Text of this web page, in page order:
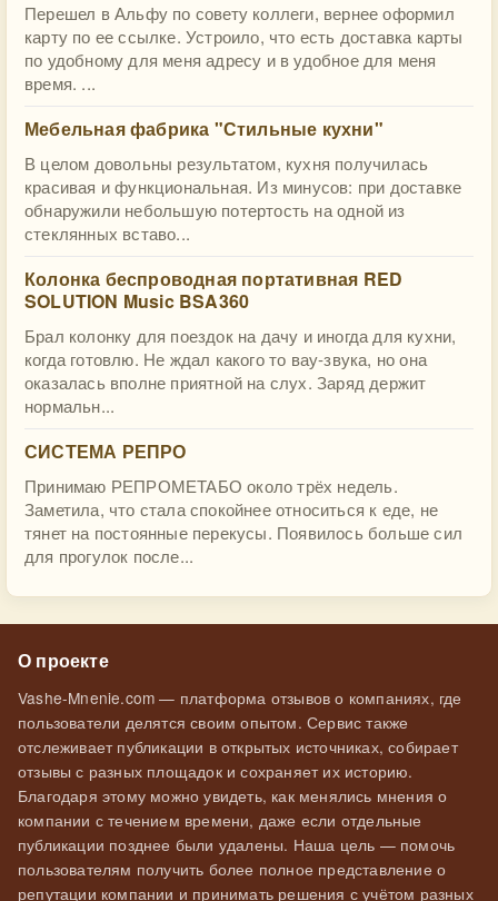
Перешел в Альфу по совету коллеги, вернее оформил
карту по ее ссылке. Устроило, что есть доставка карты
по удобному для меня адресу и в удобное для меня
время. ...
Мебельная фабрика "Стильные кухни"
В целом довольны результатом, кухня получилась
красивая и функциональная. Из минусов: при доставке
обнаружили небольшую потертость на одной из
стеклянных вставо...
Колонка беспроводная портативная RED
SOLUTION Music BSA360
Брал колонку для поездок на дачу и иногда для кухни,
когда готовлю. Не ждал какого то вау-звука, но она
оказалась вполне приятной на слух. Заряд держит
нормальн...
СИСТЕМА РЕПРО
Принимаю РЕПРОМЕТАБО около трёх недель.
Заметила, что стала спокойнее относиться к еде, не
тянет на постоянные перекусы. Появилось больше сил
для прогулок после...
О проекте
Vashe-Mnenie.com — платформа отзывов о компаниях, где
пользователи делятся своим опытом. Сервис также
отслеживает публикации в открытых источниках, собирает
отзывы с разных площадок и сохраняет их историю.
Благодаря этому можно увидеть, как менялись мнения о
компании с течением времени, даже если отдельные
публикации позднее были удалены. Наша цель — помочь
пользователям получить более полное представление о
репутации компании и принимать решения с учётом разных